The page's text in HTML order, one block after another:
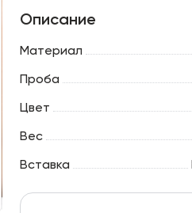
Описание
Материал
Проба
Цвет
Вес
Вставка